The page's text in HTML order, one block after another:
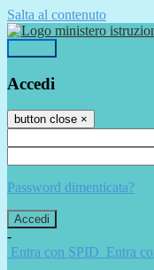
Salta al contenuto
Accedi
button close ×
Password dimenticata?
-
Entra con SPID Entra